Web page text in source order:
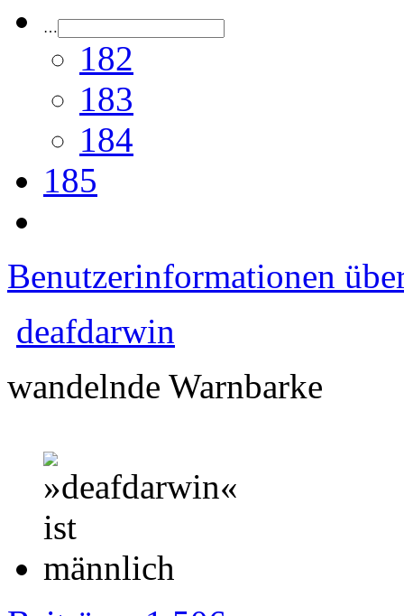
…
182
183
184
185
Benutzerinformationen
deafdarwin
wandelnde Warnbarke